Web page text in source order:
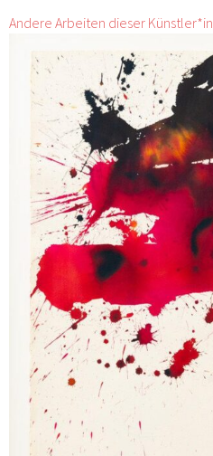
Andere Arbeiten dieser Künstler*in